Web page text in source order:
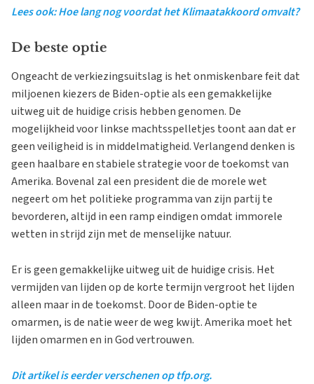
Lees ook: Hoe lang nog voordat het Klimaatakkoord omvalt?
De beste optie
Ongeacht de verkiezingsuitslag is het onmiskenbare feit dat
miljoenen kiezers de Biden-optie als een gemakkelijke
uitweg uit de huidige crisis hebben genomen. De
mogelijkheid voor linkse machtsspelletjes toont aan dat er
geen veiligheid is in middelmatigheid. Verlangend denken is
geen haalbare en stabiele strategie voor de toekomst van
Amerika. Bovenal zal een president die de morele wet
negeert om het politieke programma van zijn partij te
bevorderen, altijd in een ramp eindigen omdat immorele
wetten in strijd zijn met de menselijke natuur.
Er is geen gemakkelijke uitweg uit de huidige crisis. Het
vermijden van lijden op de korte termijn vergroot het lijden
alleen maar in de toekomst. Door de Biden-optie te
omarmen, is de natie weer de weg kwijt. Amerika moet het
lijden omarmen en in God vertrouwen.
Dit artikel is eerder verschenen op tfp.org.